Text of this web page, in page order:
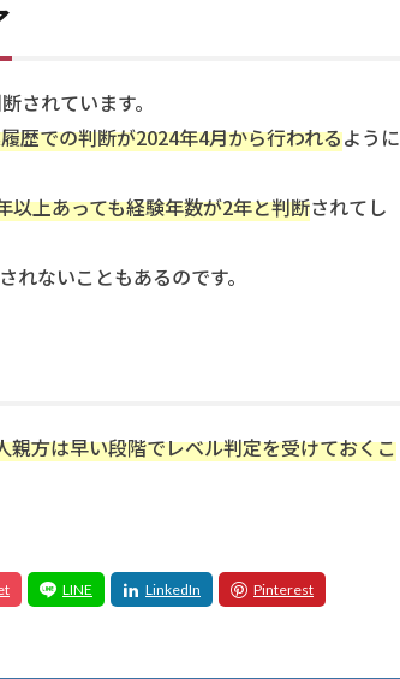
されています。
歴での判断が2024年4月から行われるように
以上あっても経験年数が2年と判断されてし
ないこともあるのです。
親方は早い段階でレベル判定を受けておくこ